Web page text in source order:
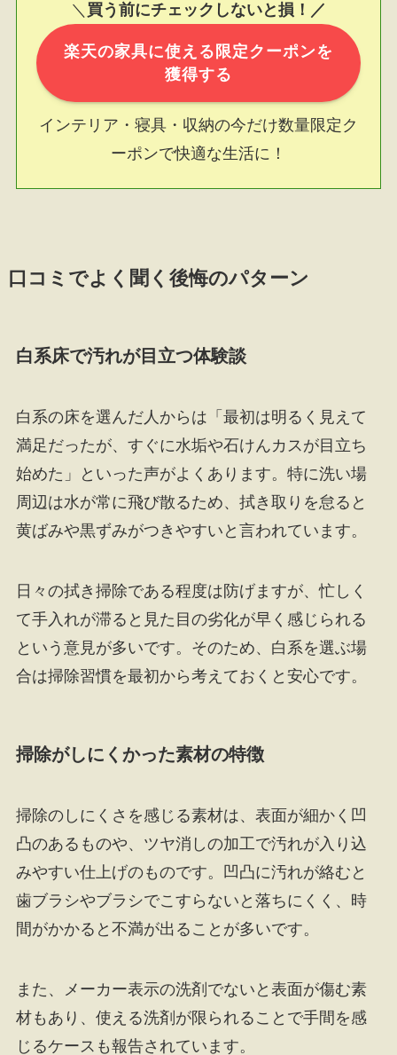
＼ 買う前にチェックしないと損！／
楽天の家具に使える限定クーポンを
獲得する
インテリア・寝具・収納の今だけ数量限定ク
ーポンで快適な生活に！
口コミでよく聞く後悔のパターン
白系床で汚れが目立つ体験談
白系の床を選んだ人からは「最初は明るく見えて
満足だったが、すぐに水垢や石けんカスが目立ち
始めた」といった声がよくあります。特に洗い場
周辺は水が常に飛び散るため、拭き取りを怠ると
黄ばみや黒ずみがつきやすいと言われています。
日々の拭き掃除である程度は防げますが、忙しく
て手入れが滞ると見た目の劣化が早く感じられる
という意見が多いです。そのため、白系を選ぶ場
合は掃除習慣を最初から考えておくと安心です。
掃除がしにくかった素材の特徴
掃除のしにくさを感じる素材は、表面が細かく凹
凸のあるものや、ツヤ消しの加工で汚れが入り込
みやすい仕上げのものです。凹凸に汚れが絡むと
歯ブラシやブラシでこすらないと落ちにくく、時
間がかかると不満が出ることが多いです。
また、メーカー表示の洗剤でないと表面が傷む素
材もあり、使える洗剤が限られることで手間を感
じるケースも報告されています。